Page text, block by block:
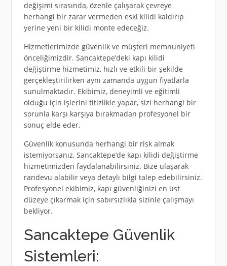
değişimi sırasında, özenle çalışarak çevreye
herhangi bir zarar vermeden eski kilidi kaldırıp
yerine yeni bir kilidi monte edeceğiz.
Hizmetlerimizde güvenlik ve müşteri memnuniyeti
önceliğimizdir. Sancaktepe’deki kapı kilidi
değiştirme hizmetimiz, hızlı ve etkili bir şekilde
gerçekleştirilirken aynı zamanda uygun fiyatlarla
sunulmaktadır. Ekibimiz, deneyimli ve eğitimli
olduğu için işlerini titizlikle yapar, sizi herhangi bir
sorunla karşı karşıya bırakmadan profesyonel bir
sonuç elde eder.
Güvenlik konusunda herhangi bir risk almak
istemiyorsanız, Sancaktepe’de kapı kilidi değiştirme
hizmetimizden faydalanabilirsiniz. Bize ulaşarak
randevu alabilir veya detaylı bilgi talep edebilirsiniz.
Profesyonel ekibimiz, kapı güvenliğinizi en üst
düzeye çıkarmak için sabırsızlıkla sizinle çalışmayı
bekliyor.
Sancaktepe Güvenlik
Sistemleri: